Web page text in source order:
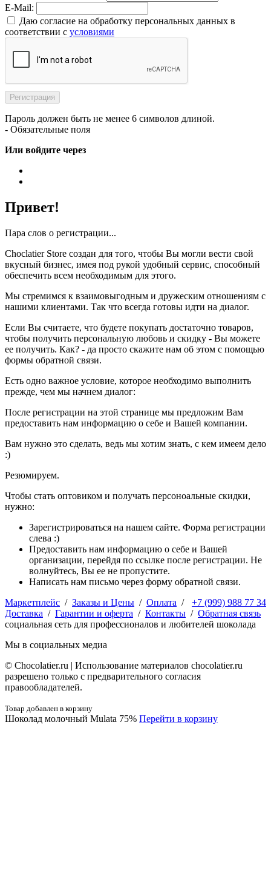
E-Mail:
Даю согласие на обработку персональных данных в
соответствии с условиями
Пароль должен быть не менее 6 символов длиной.
- Обязательные поля
Или войдите через
Привет!
Пара слов о регистрации...
Choclatier Store создан для того, чтобы Вы могли вести свой
вкусный бизнес, имея под рукой удобный сервис, способный
обеспечить всем необходимым для этого.
Мы стремимся к взаимовыгодным и дружеским отношениям с
нашими клиентами. Так что всегда готовы идти на диалог.
Если Вы считаете, что будете покупать достаточно товаров,
чтобы получить персональную любовь и скидку - Вы можете
ее получить. Как? - да просто скажите нам об этом с помощью
формы обратной связи.
Есть одно важное условие, которое необходимо выполнить
прежде, чем мы начнем диалог:
После регистрации на этой странице мы предложим Вам
предоставить нам информацию о себе и Вашей компании.
Вам нужно это сделать, ведь мы хотим знать, с кем имеем дело
:)
Резюмируем.
Чтобы стать оптовиком и получать персоноальные скидки,
нужно:
Зарегистрироваться на нашем сайте. Форма регистрации
слева :)
Предоставить нам информацию о себе и Вашей
организации, перейдя по ссылке после регистрации. Не
волнуйтесь, Вы ее не пропустите.
Написать нам письмо через форму обратной связи.
+7 (999) 988 77 34
Маркетплейс / Заказы и Цены / Оплата /
Доставка / Гарантии и оферта / Контакты / Обратная связь
социальная сеть для профессионалов и любителей шоколада
Мы в социальных медиа
© Сhocolatier.ru | Использование материалов chocolatier.ru
разрешено только с предварительного согласия
правообладателей.
Товар добавлен в корзину
Шоколад молочный Mulata 75% Перейти в корзину